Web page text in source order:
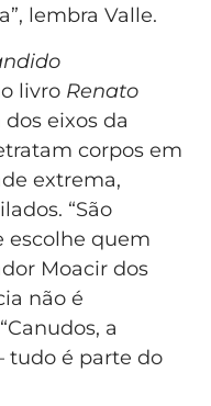
lembra Valle.
livro Renato
eixos da
corpos em
extrema,
“São
escolhe quem
Moacir dos
não é
a
tudo é parte do